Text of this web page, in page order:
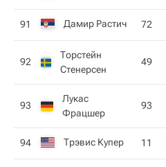
91 Дамир Растич 72
92
Торстейн
Стенерсен
49
93
Лукас
Фрацшер
93
94 Трэвис Купер 11